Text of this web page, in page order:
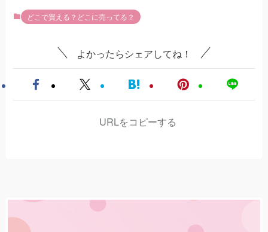
どこで買える？どこに売ってる？
よかったらシェアしてね！
URLをコピーする